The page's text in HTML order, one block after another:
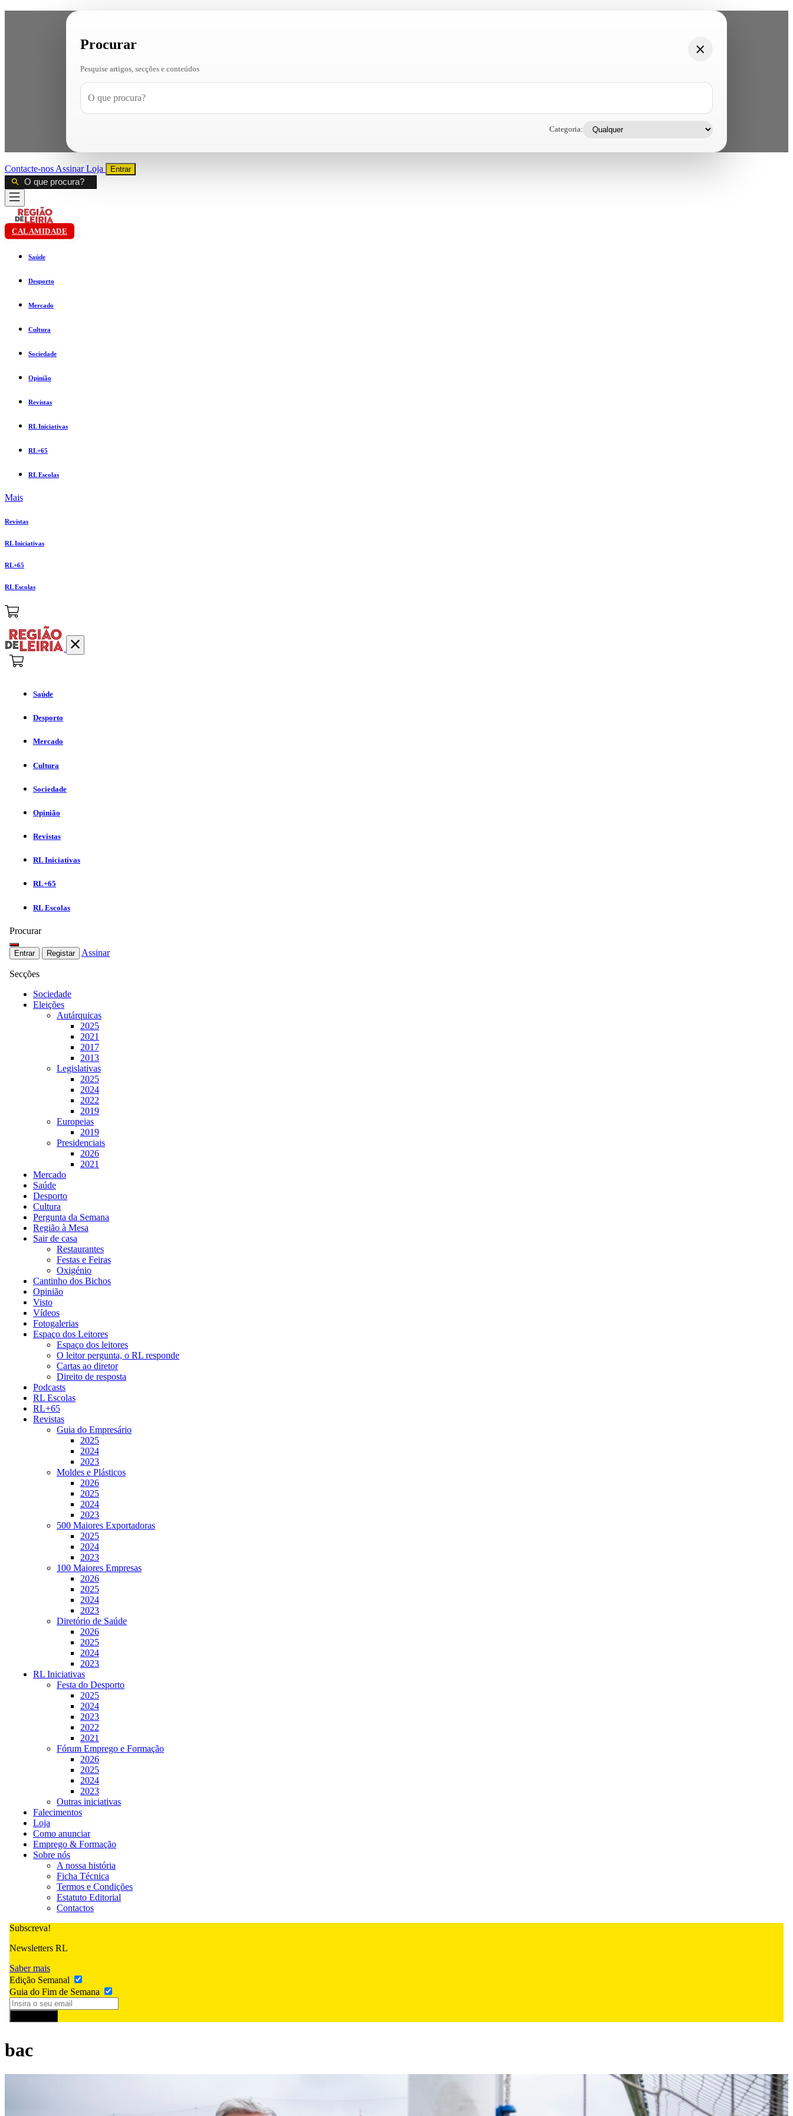
Procurar
Pesquise artigos, secções e conteúdos
Categoria:
Contacte-nos AssinarLoja Entrar
CALAMIDADE
Saúde
Desporto
Mercado
Cultura
Sociedade
Opinião
Revistas
RL Iniciativas
RL+65
RL Escolas
Mais
Revistas
RL Iniciativas
RL+65
RL Escolas
Saúde
Desporto
Mercado
Cultura
Sociedade
Opinião
Revistas
RL Iniciativas
RL+65
RL Escolas
Procurar
Entrar Registar Assinar
Secções
Sociedade
Eleições
Autárquicas
2025
2021
2017
2013
Legislativas
2025
2024
2022
2019
Europeias
2019
Presidenciais
2026
2021
Mercado
Saúde
Desporto
Cultura
Pergunta da Semana
Região à Mesa
Sair de casa
Restaurantes
Festas e Feiras
Oxigénio
Cantinho dos Bichos
Opinião
Visto
Vídeos
Fotogalerias
Espaço dos Leitores
Espaço dos leitores
O leitor pergunta, o RL responde
Cartas ao diretor
Direito de resposta
Podcasts
RL Escolas
RL+65
Revistas
Guia do Empresário
2025
2024
2023
Moldes e Plásticos
2026
2025
2024
2023
500 Maiores Exportadoras
2025
2024
2023
100 Maiores Empresas
2026
2025
2024
2023
Diretório de Saúde
2026
2025
2024
2023
RL Iniciativas
Festa do Desporto
2025
2024
2023
2022
2021
Fórum Emprego e Formação
2026
2025
2024
2023
Outras iniciativas
Falecimentos
Loja
Como anunciar
Emprego & Formação
Sobre nós
A nossa história
Ficha Técnica
Termos e Condições
Estatuto Editorial
Contactos
Subscreva!
Newsletters RL
Saber mais
Edição Semanal
Guia do Fim de Semana
bac